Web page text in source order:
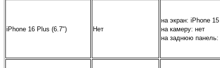
iPhone 16 Plus (6.7") Нет
на экран: iPhone
на камеру: нет
на заднюю панель: